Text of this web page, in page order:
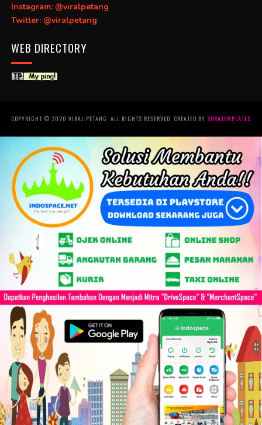
Instagram: @viralpetang
Twitter: @viralpetang
WEB DIRECTORY
COPYRIGHT © 2020 VIRAL PETANG. ALL RIGHTS RESERVED. CREATED BY SORATEMPLATES